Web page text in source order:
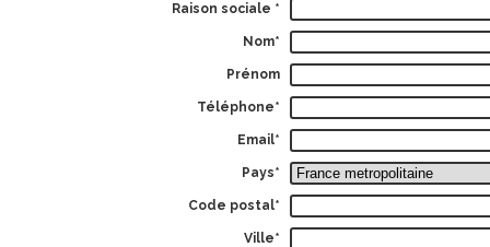
Raison sociale *
Nom*
Prénom
Téléphone*
Email*
Pays*
Code postal*
Ville*